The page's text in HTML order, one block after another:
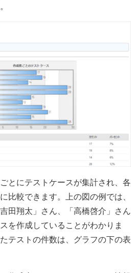
とにテストケースが集計され、各
比較できます。上の図の例では、
田翔太」さん、「高橋啓介」さん
を作成していることがわかりま
テストの件数は、グラフの下の表